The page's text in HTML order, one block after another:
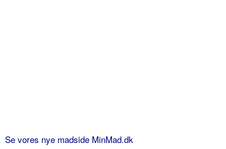
Se vores nye madside MinMad.dk